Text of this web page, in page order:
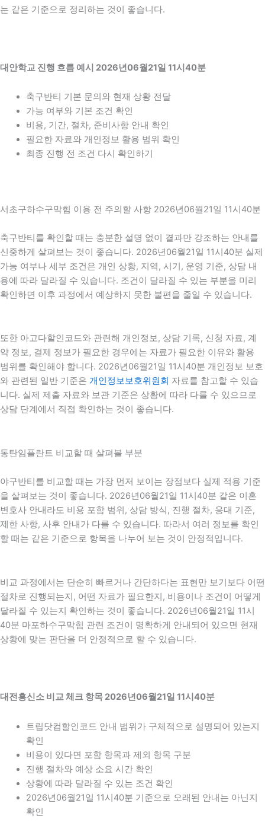
는 같은 기준으로 정리하는 것이 좋습니다.
대안학교 진행 흐름 예시 2026년06월21일 11시40분
축구반티 기본 문의와 현재 상황 전달
가능 여부와 기본 조건 확인
비용, 기간, 절차, 준비사항 안내 확인
필요한 자료와 개인정보 활용 범위 확인
최종 진행 전 조건 다시 확인하기
서초구하수구막힘 이용 전 주의할 사항 2026년06월21일 11시40분
축구반티를 확인할 때는 충분한 설명 없이 결과만 강조하는 안내를
신중하게 살펴보는 것이 좋습니다. 2026년06월21일 11시40분 실제
가능 여부나 세부 조건은 개인 상황, 지역, 시기, 운영 기준, 상담 내
용에 따라 달라질 수 있습니다. 조건이 달라질 수 있는 부분을 미리
확인하면 이후 과정에서 예상하지 못한 불편을 줄일 수 있습니다.
또한 아고다할인코드와 관련해 개인정보, 상담 기록, 신청 자료, 계
약 정보, 결제 정보가 필요한 경우에는 자료가 필요한 이유와 활용
범위를 확인해야 합니다. 2026년06월21일 11시40분 개인정보 보호
와 관련된 일반 기준은 개인정보보호위원회 자료를 참고할 수 있습
니다. 실제 제출 자료와 보관 기준은 상황에 따라 다를 수 있으므로
상담 단계에서 직접 확인하는 것이 좋습니다.
동탄임플란트 비교할 때 살펴볼 부분
야구반티를 비교할 때는 가장 먼저 보이는 장점보다 실제 적용 기준
을 살펴보는 것이 좋습니다. 2026년06월21일 11시40분 같은 이혼
변호사 안내라도 비용 포함 범위, 상담 방식, 진행 절차, 응대 기준,
제한 사항, 사후 안내가 다를 수 있습니다. 따라서 여러 정보를 확인
할 때는 같은 기준으로 항목을 나누어 보는 것이 안정적입니다.
비교 과정에서는 단순히 빠르거나 간단하다는 표현만 보기보다 어떤
절차로 진행되는지, 어떤 자료가 필요한지, 비용이나 조건이 어떻게
달라질 수 있는지 확인하는 것이 좋습니다. 2026년06월21일 11시
40분 마포하수구막힘 관련 조건이 명확하게 안내되어 있으면 현재
상황에 맞는 판단을 더 안정적으로 할 수 있습니다.
대전흥신소 비교 체크 항목 2026년06월21일 11시40분
트립닷컴할인코드 안내 범위가 구체적으로 설명되어 있는지
확인
비용이 있다면 포함 항목과 제외 항목 구분
진행 절차와 예상 소요 시간 확인
상황에 따라 달라질 수 있는 조건 확인
2026년06월21일 11시40분 기준으로 오래된 안내는 아닌지
확인